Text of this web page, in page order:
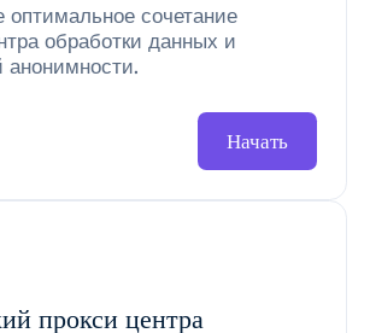
оптимальное сочетание
обработки данных и
анонимности.
Начать
прокси центра